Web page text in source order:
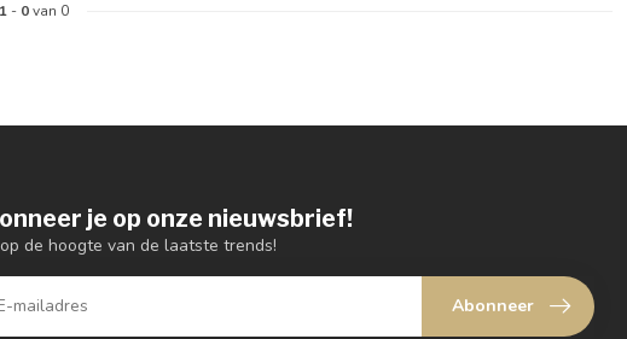
1 - 0van 0
je op onze nieuwsbrief!
de hoogte van de laatste trends!
Abonneer